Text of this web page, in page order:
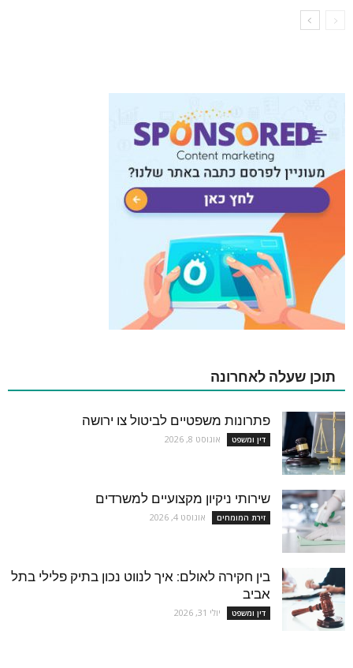
תוכן שעלה לאחרונה
פתרונות משפטיים לביטול צו ירושה
דין ומשפט אוגוסט 8, 2026
שירותי ניקיון מקצועיים למשרדים
זירת המומחים אוגוסט 4, 2026
בין חקירה לאולם: איך לנווט נכון בתיק פלילי בתל
אביב
דין ומשפט יולי 31, 2026